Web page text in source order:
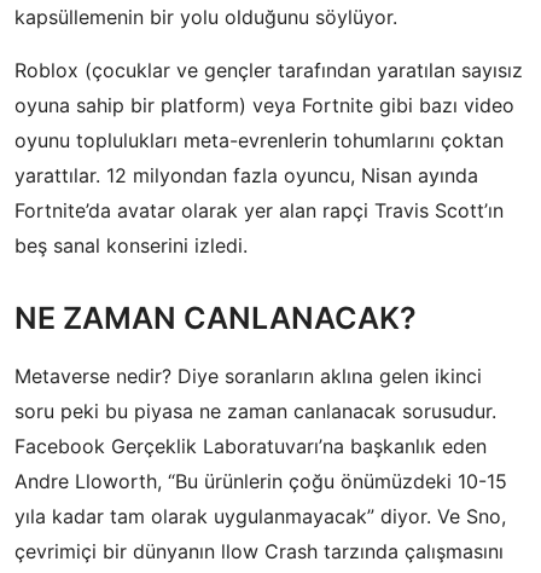
kapsüllemenin bir yolu olduğunu söylüyor.
Roblox (çocuklar ve gençler tarafından yaratılan sayısız
oyuna sahip bir platform) veya Fortnite gibi bazı video
oyunu toplulukları meta-evrenlerin tohumlarını çoktan
yarattılar. 12 milyondan fazla oyuncu, Nisan ayında
Fortnite’da avatar olarak yer alan rapçi Travis Scott’ın
beş sanal konserini izledi.
NE ZAMAN CANLANACAK?
Metaverse nedir? Diye soranların aklına gelen ikinci
soru peki bu piyasa ne zaman canlanacak sorusudur.
Facebook Gerçeklik Laboratuvarı’na başkanlık eden
Andre Lloworth, “Bu ürünlerin çoğu önümüzdeki 10-15
yıla kadar tam olarak uygulanmayacak” diyor. Ve Sno,
çevrimiçi bir dünyanın llow Crash tarzında çalışmasını